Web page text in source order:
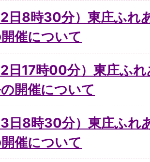
2日8時30分）東庄ふれ
催について
2日17時00分）東庄ふ
開催について
3日8時30分）東庄ふれ
催について